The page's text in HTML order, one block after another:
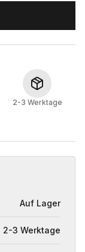
2-3 Werktage
Auf Lager
2-3 Werktage